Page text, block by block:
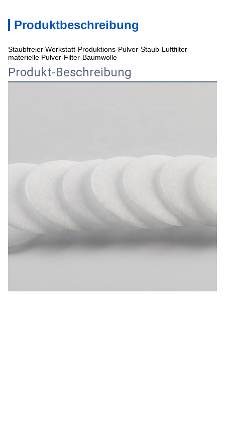
Produktbeschreibung
Staubfreier Werkstatt-Produktions-Pulver-Staub-Luftfilter-
materielle Pulver-Filter-Baumwolle
Produkt-Beschreibung